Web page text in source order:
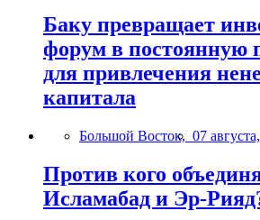
Баку превращает
форум в постоянную
для привлечения
капитала
Большой Восток, 07
Против кого
Исламабад и Эр-